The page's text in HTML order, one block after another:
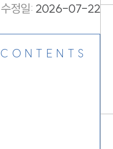
수정일: 2026-07-22
CONTENTS